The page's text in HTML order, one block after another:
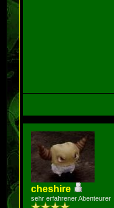
cheshire
sehr erfahrener Abenteurer